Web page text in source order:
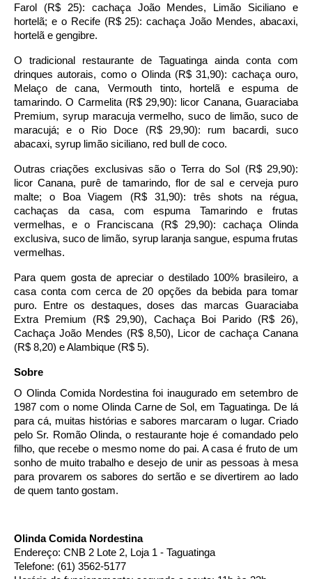
Farol (R$ 25): cachaça João Mendes, Limão Siciliano e
hortelã; e o Recife (R$ 25): cachaça João Mendes, abacaxi,
hortelã e gengibre.
O tradicional restaurante de Taguatinga ainda conta com
drinques autorais, como o Olinda (R$ 31,90): cachaça ouro,
Melaço de cana, Vermouth tinto, hortelã e espuma de
tamarindo. O Carmelita (R$ 29,90): licor Canana, Guaraciaba
Premium, syrup maracuja vermelho, suco de limão, suco de
maracujá; e o Rio Doce (R$ 29,90): rum bacardi, suco
abacaxi, syrup limão siciliano, red bull de coco.
Outras criações exclusivas são o Terra do Sol (R$ 29,90):
licor Canana, purê de tamarindo, flor de sal e cerveja puro
malte; o Boa Viagem (R$ 31,90): três shots na régua,
cachaças da casa, com espuma Tamarindo e frutas
vermelhas, e o Franciscana (R$ 29,90): cachaça Olinda
exclusiva, suco de limão, syrup laranja sangue, espuma frutas
vermelhas.
Para quem gosta de apreciar o destilado 100% brasileiro, a
casa conta com cerca de 20 opções da bebida para tomar
puro. Entre os destaques, doses das marcas Guaraciaba
Extra Premium (R$ 29,90), Cachaça Boi Parido (R$ 26),
Cachaça João Mendes (R$ 8,50), Licor de cachaça Canana
(R$ 8,20) e Alambique (R$ 5).
Sobre
O Olinda Comida Nordestina foi inaugurado em setembro de
1987 com o nome Olinda Carne de Sol, em Taguatinga. De lá
para cá, muitas histórias e sabores marcaram o lugar. Criado
pelo Sr. Romão Olinda, o restaurante hoje é comandado pelo
filho, que recebe o mesmo nome do pai. A casa é fruto de um
sonho de muito trabalho e desejo de unir as pessoas à mesa
para provarem os sabores do sertão e se divertirem ao lado
de quem tanto gostam.
Olinda Comida Nordestina
Endereço: CNB 2 Lote 2, Loja 1 - Taguatinga
Telefone: (61) 3562-5177